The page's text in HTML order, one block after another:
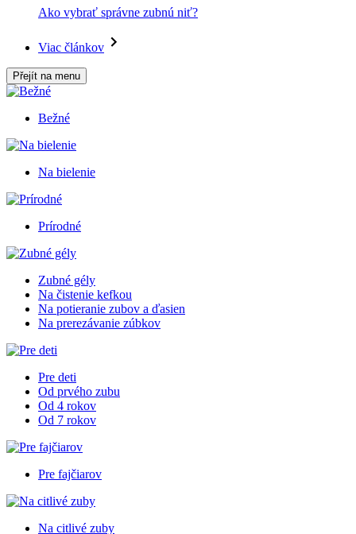
Ako vybrať správne zubnú niť?
Viac článkov
Přejít na menu
Bežné
Na bielenie
Prírodné
Zubné gély
Na čistenie kefkou
Na potieranie zubov a ďasien
Na prerezávanie zúbkov
Pre deti
Od prvého zubu
Od 4 rokov
Od 7 rokov
Pre fajčiarov
Na citlivé zuby